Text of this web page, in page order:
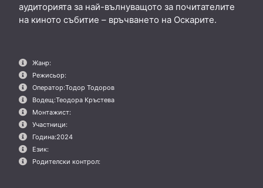
аудиторията за най-вълнуващото за почитателите
на киното събитие – връчването на Оскарите.
Жанр:
Режисьор:
Оператор:Тодор Тодоров
Водещ:Теодора Кръстева
Монтажист:
Участници:
Година:2024
Език:
Родителски контрол: